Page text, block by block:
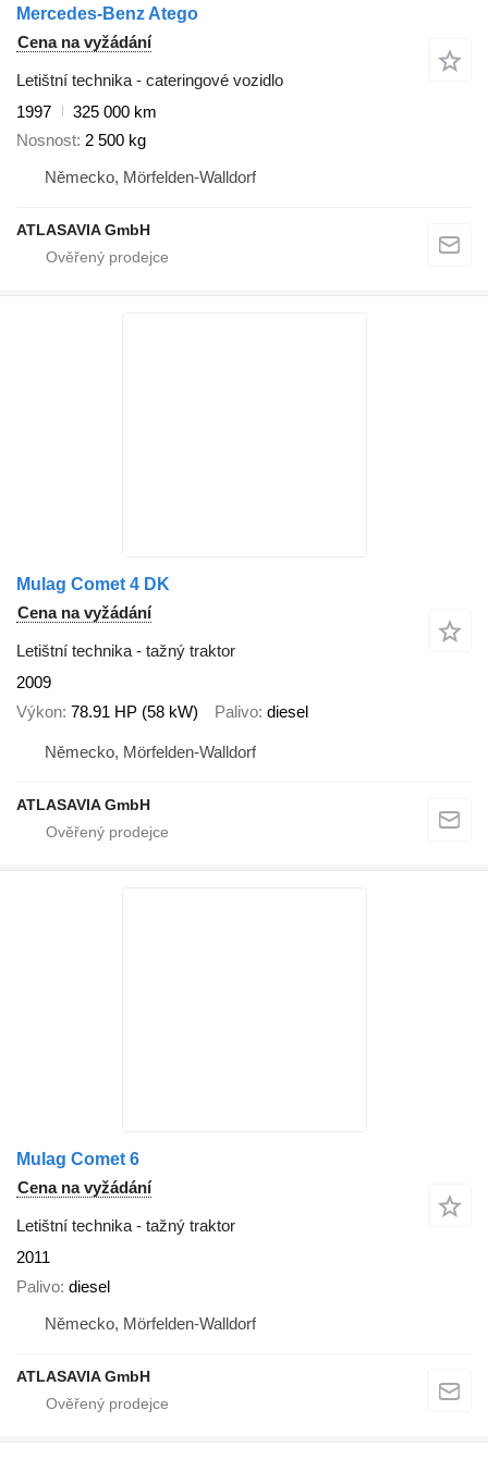
Mercedes-Benz Atego
Cena na vyžádání
Letištní technika - cateringové vozidlo
1997
325 000 km
Nosnost 2 500 kg
Německo, Mörfelden-Walldorf
ATLASAVIA GmbH
Mulag Comet 4 DK
Cena na vyžádání
Letištní technika - tažný traktor
2009
Výkon 78.91 HP (58 kW) Palivo diesel
Německo, Mörfelden-Walldorf
ATLASAVIA GmbH
Mulag Comet 6
Cena na vyžádání
Letištní technika - tažný traktor
2011
Palivo diesel
Německo, Mörfelden-Walldorf
ATLASAVIA GmbH